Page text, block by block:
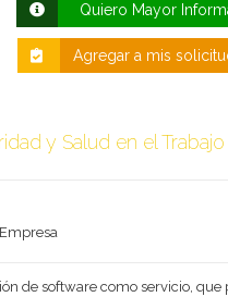
Quiero Mayor
Agregar a mis
y Salud en el Trabajo
de software como servicio, que